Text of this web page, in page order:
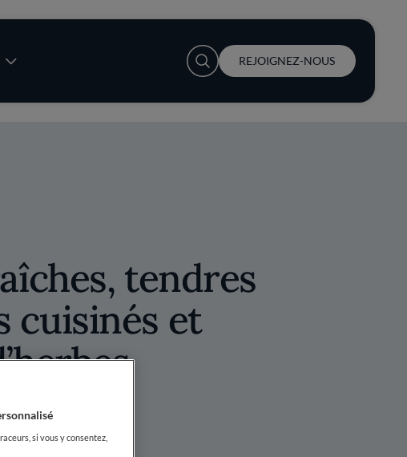
User account menu
REJOIGNEZ-NOUS
tendres
cuisinés et
si vous y consentez,